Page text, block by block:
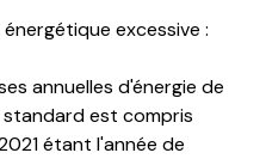
excessive :
annuelles d'énergie de
est compris
étant l'année de